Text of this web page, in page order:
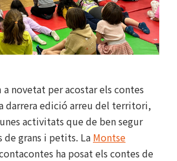
a novetat per acostar els contes
darrera edició arreu del territori,
activitats que de ben segur
de grans i petits. La Montse
ha posat els contes de